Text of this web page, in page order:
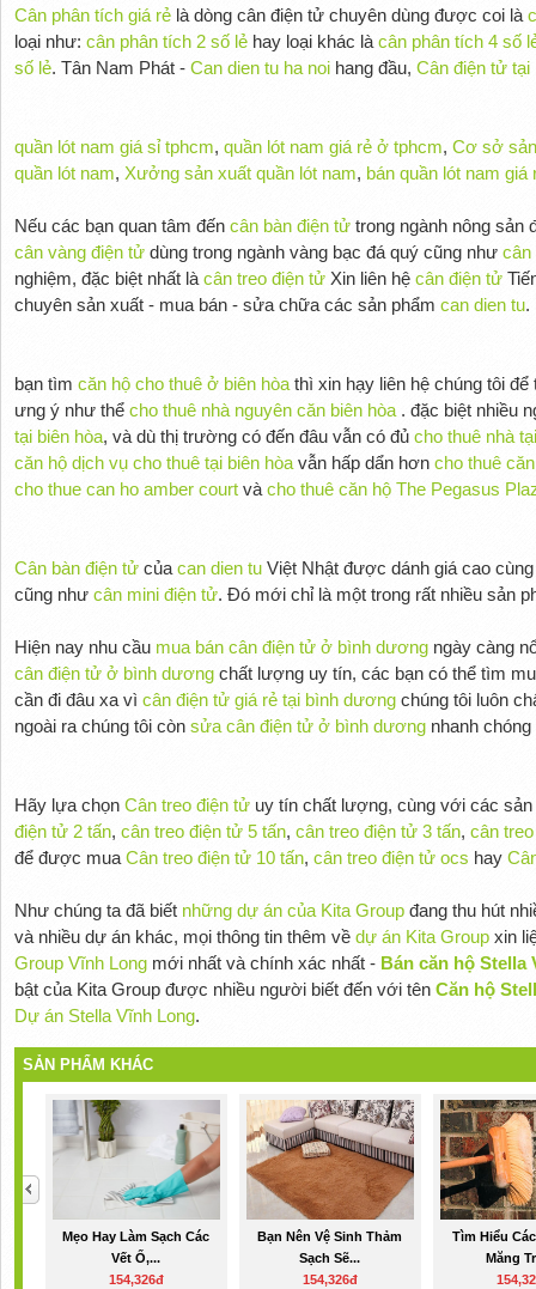
Cân phân tích giá rẻlà dòng cân điện tử chuyên dùng được coi là
loại như: cân phân tích 2 số lẻ hay loại khác là cân phân tích 4 số
số lẻ. Tân Nam Phát - Can dien tu ha noihang đầu, Cân điện tử tại
quần lót nam giá sỉ tphcm, quần lót nam giá rẻ ở tphcm, Cơ sở
quần lót nam, Xưởng sản xuất quần lót nam, bán quần lót nam giá
Nếu các bạn quan tâm đến cân bàn điện tửtrong ngành nông sản
cân vàng điện tửdùng trong ngành vàng bạc đá quý cũng như cân
nghiệm, đặc biệt nhất là cân treo điện tửXin liên hệ cân điện tử
chuyên sản xuất - mua bán - sửa chữa các sản phẩm can dien tu.
bạn tìm căn hộ cho thuê ở biên hòathì xin hạy liên hệ chúng tôi
ưng ý như thể cho thuê nhà nguyên căn biên hòa. đặc biệt nhiều
tại biên hòa, và dù thị trường có đến đâu vẫn có đủ cho thuê nhà
căn hộ dịch vụ cho thuê tại biên hòavẫn hấp dẩn hơn cho thuê
cho thue can ho amber courtvà cho thuê căn hộ The Pegasus
Cân bàn điện tửcủa can dien tuViệt Nhật được dánh giá cao
cũng như cân mini điện tử. Đó mới chỉ là một trong rất nhiều sản
Hiện nay nhu cầu mua bán cân điện tử ở bình dươngngày càng
cân điện tử ở bình dươngchất lượng uy tín, các bạn có thể tìm
cần đi đâu xa vì cân điện tử giá rẻ tại bình dươngchúng tôi luôn
ngoài ra chúng tôi còn sửa cân điện tử ở bình dươngnhanh chóng
Hãy lựa chọn Cân treo điện tửuy tín chất lượng, cùng với các
điện tử 2 tấn, cân treo điện tử 5 tấn, cân treo điện tử 3 tấn, cân
để được mua Cân treo điện tử 10 tấn, cân treo điện tử ocs hay
Như chúng ta đã biết những dự án của Kita Groupđang thu hút
và nhiều dự án khác, mọi thông tin thêm về dự án Kita Groupxin
Group Vĩnh Longmới nhất và chính xác nhất - Bán căn hộ Stella
bật của Kita Group được nhiều người biết đến với tên Căn hộ
Dự án Stella Vĩnh Long.
SẢN PHẨM KHÁC
Mẹo Hay Làm Sạch Các
Vết Ố,...
154,326đ
Bạn Nên Vệ Sinh Thảm
Sạch Sẽ...
154,326đ
Tìm Hiểu
Măng